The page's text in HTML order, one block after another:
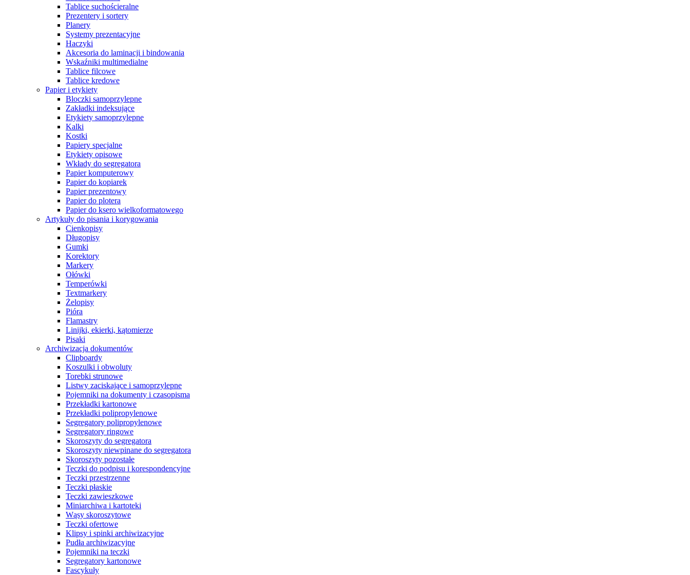
Tablice suchościeralne
Prezentery i sortery
Planery
Systemy prezentacyjne
Haczyki
Akcesoria do laminacji i bindowania
Wskaźniki multimedialne
Tablice filcowe
Tablice kredowe
Papier i etykiety
Bloczki samoprzylepne
Zakładki indeksujące
Etykiety samoprzylepne
Kalki
Kostki
Papiery specjalne
Etykiety opisowe
Wkłady do segregatora
Papier komputerowy
Papier do kopiarek
Papier prezentowy
Papier do plotera
Papier do ksero wielkoformatowego
Artykuły do pisania i korygowania
Cienkopisy
Długopisy
Gumki
Korektory
Markery
Ołówki
Temperówki
Textmarkery
Żelopisy
Pióra
Flamastry
Linijki, ekierki, kątomierze
Pisaki
Archiwizacja dokumentów
Clipboardy
Koszulki i obwoluty
Torebki strunowe
Listwy zaciskające i samoprzylepne
Pojemniki na dokumenty i czasopisma
Przekładki kartonowe
Przekładki polipropylenowe
Segregatory polipropylenowe
Segregatory ringowe
Skoroszyty do segregatora
Skoroszyty niewpinane do segregatora
Skoroszyty pozostałe
Teczki do podpisu i korespondencyjne
Teczki przestrzenne
Teczki płaskie
Teczki zawieszkowe
Miniarchiwa i kartoteki
Wąsy skoroszytowe
Teczki ofertowe
Klipsy i spinki archiwizacyjne
Pudła archiwizacyjne
Pojemniki na teczki
Segregatory kartonowe
Fascykuły